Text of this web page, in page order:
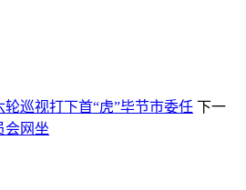
轮巡视打下首“虎”毕节市委任 下一
会网坐